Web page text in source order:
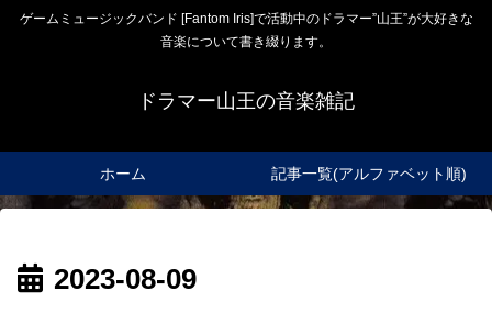
ゲームミュージックバンド [Fantom Iris]で活動中のドラマー”山王”が大好きな
音楽について書き綴ります。
ドラマー山王の音楽雑記
ホーム 記事一覧(アルファベット順)
2023-08-09